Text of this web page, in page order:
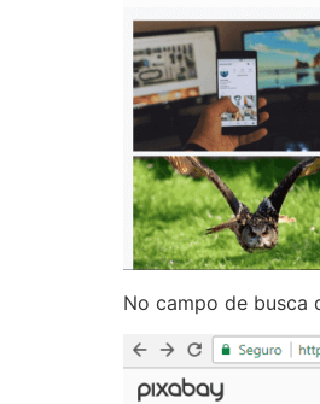
No campo de busca